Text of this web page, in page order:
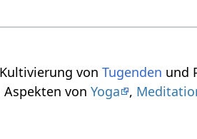
vonTugenden und
Aspekten vonYoga ,